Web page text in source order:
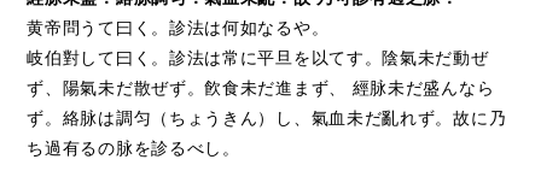
黄帝問うて曰く。診法は何如なるや。
岐伯對して曰く。診法は常に平旦を以てす。陰氣未だ動ぜ
ず、陽氣未だ散ぜず。飮食未だ進まず、 經脉未だ盛んなら
ず。絡脉は調匀（ちょうきん）し、氣血未だ亂れず。故に乃
ち過有るの脉を診るべし。